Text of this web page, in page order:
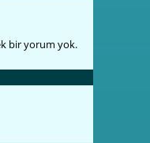
bir yorum yok.